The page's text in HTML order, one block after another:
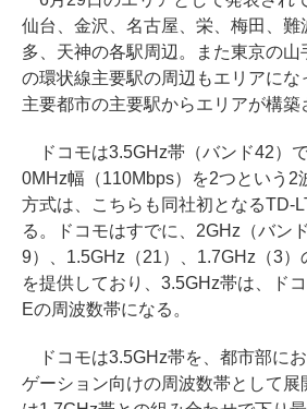
仙台、金沢、名古屋、栄、梅田、難
多、天神の各駅周辺。また東京の山
の環状線主要駅の周辺もエリアにな
主要都市の主要駅からエリアが構築
ドコモは3.5GHz帯（バンド42）
0MHz幅（110Mbps）を2つという2
方式は、こちらも同社初となるTD-
る。ドコモはすでに、2GHz（バン
9）、1.5GHz（21）、1.7GHz（3）
を提供しており、3.5GHz帯は、ド
Eの周波数帯になる。
ドコモは3.5GHz帯を、都市部に
ゲーション向けの周波数帯として展